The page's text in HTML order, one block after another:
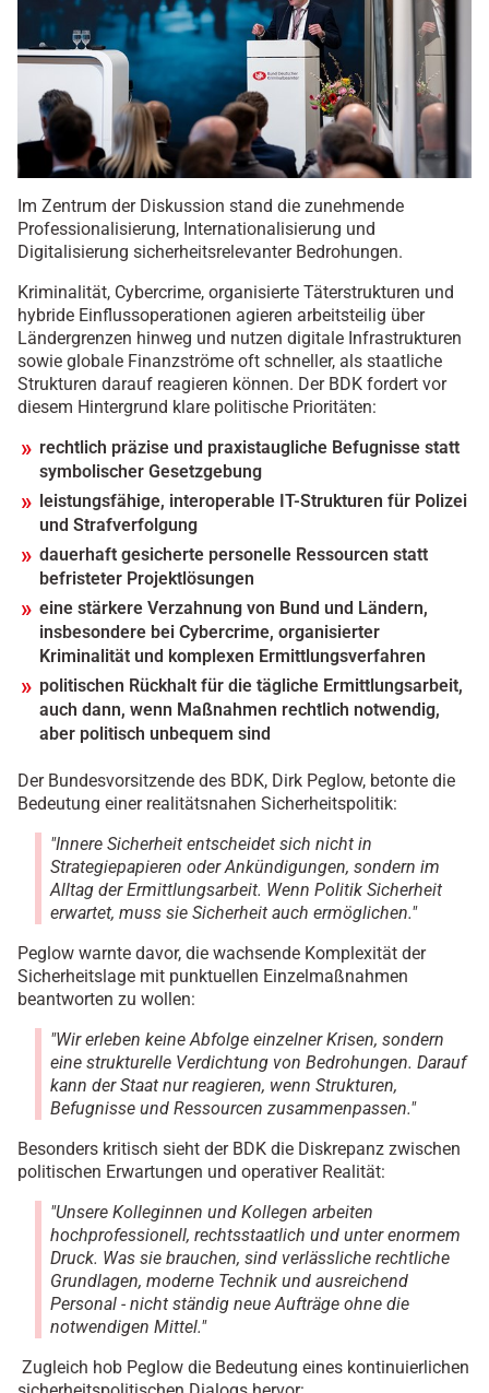
Im Zentrum der Diskussion stand die zunehmende
Professionalisierung, Internationalisierung und
Digitalisierung sicherheitsrelevanter Bedrohungen.
Kriminalität, Cybercrime, organisierte Täterstrukturen und
hybride Einflussoperationen agieren arbeitsteilig über
Ländergrenzen hinweg und nutzen digitale Infrastrukturen
sowie globale Finanzströme oft schneller, als staatliche
Strukturen darauf reagieren können. Der BDK fordert vor
diesem Hintergrund klare politische Prioritäten:
rechtlich präzise und praxistaugliche Befugnisse statt
symbolischer Gesetzgebung
leistungsfähige, interoperable IT-Strukturen für Polizei
und Strafverfolgung
dauerhaft gesicherte personelle Ressourcen statt
befristeter Projektlösungen
eine stärkere Verzahnung von Bund und Ländern,
insbesondere bei Cybercrime, organisierter
Kriminalität und komplexen Ermittlungsverfahren
politischen Rückhalt für die tägliche Ermittlungsarbeit,
auch dann, wenn Maßnahmen rechtlich notwendig,
aber politisch unbequem sind
Der Bundesvorsitzende des BDK, Dirk Peglow, betonte die
Bedeutung einer realitätsnahen Sicherheitspolitik:
"Innere Sicherheit entscheidet sich nicht in
Strategiepapieren oder Ankündigungen, sondern im
Alltag der Ermittlungsarbeit. Wenn Politik Sicherheit
erwartet, muss sie Sicherheit auch ermöglichen."
Peglow warnte davor, die wachsende Komplexität der
Sicherheitslage mit punktuellen Einzelmaßnahmen
beantworten zu wollen:
"Wir erleben keine Abfolge einzelner Krisen, sondern
eine strukturelle Verdichtung von Bedrohungen. Darauf
kann der Staat nur reagieren, wenn Strukturen,
Befugnisse und Ressourcen zusammenpassen."
Besonders kritisch sieht der BDK die Diskrepanz zwischen
politischen Erwartungen und operativer Realität:
"Unsere Kolleginnen und Kollegen arbeiten
hochprofessionell, rechtsstaatlich und unter enormem
Druck. Was sie brauchen, sind verlässliche rechtliche
Grundlagen, moderne Technik und ausreichend
Personal - nicht ständig neue Aufträge ohne die
notwendigen Mittel."
Zugleich hob Peglow die Bedeutung eines kontinuierlichen